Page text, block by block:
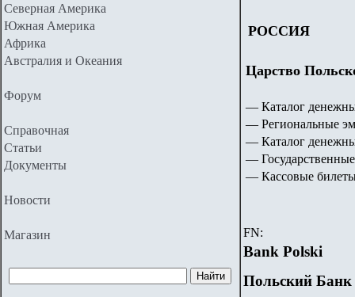
Северная Америка
Южная Америка
Африка
Австралия и Океания
Форум
Справочная
Статьи
Документы
Новости
Магазин
РОССИЯ
Царство
— Каталог
— Региональные
— Каталог
—
— Кассовые
FN:
Bank Polski
Польский Банк